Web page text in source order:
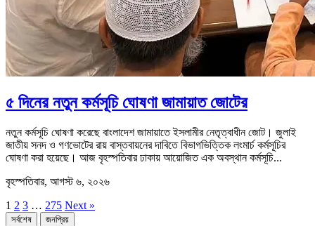
৫ দিনের নতুন কর্মসূচি ঘোষণা জামায়াত জোটের
নতুন কর্মসূচি ঘোষণা করেছে বাংলাদেশ জামায়াতে ইসলামীর নেতৃত্বাধীন জোট। জুলাই
জাতীয় সনদ ও গণভোটের রায় বাস্তবায়নের দাবিতে বিভাগভিত্তিক লংমার্চ কর্মসূচির
ঘোষণা করা হয়েছে। আজ বৃহস্পতিবার ঢাকায় আয়োজিত এক অবস্থান কর্মসূচি...
বৃহস্পতিবার, আগস্ট ৬, ২০২৬
1 2 3 … 275 Next »
সর্বশেষ জনপ্রিয়